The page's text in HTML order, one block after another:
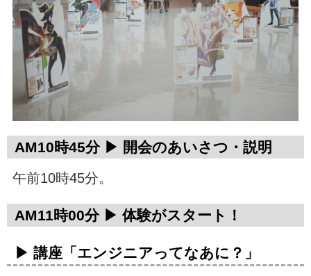
AM10時45分 ▶ 開会のあいさつ・説明
午前10時45分。
AM11時00分 ▶ 体験がスタート！
▶ 講座「エンジニアってなあに？」